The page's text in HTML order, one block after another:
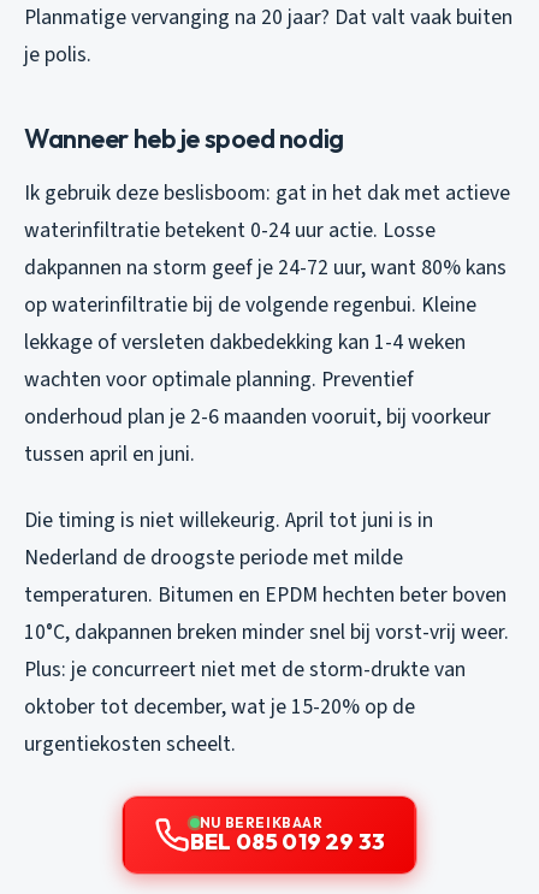
Planmatige vervanging na 20 jaar? Dat valt vaak buiten
je polis.
Wanneer heb je spoed nodig
Ik gebruik deze beslisboom: gat in het dak met actieve
waterinfiltratie betekent 0-24 uur actie. Losse
dakpannen na storm geef je 24-72 uur, want 80% kans
op waterinfiltratie bij de volgende regenbui. Kleine
lekkage of versleten dakbedekking kan 1-4 weken
wachten voor optimale planning. Preventief
onderhoud plan je 2-6 maanden vooruit, bij voorkeur
tussen april en juni.
Die timing is niet willekeurig. April tot juni is in
Nederland de droogste periode met milde
temperaturen. Bitumen en EPDM hechten beter boven
10°C, dakpannen breken minder snel bij vorst-vrij weer.
Plus: je concurreert niet met de storm-drukte van
oktober tot december, wat je 15-20% op de
urgentiekosten scheelt.
NU BEREIKBAAR
BEL 085 019 29 33